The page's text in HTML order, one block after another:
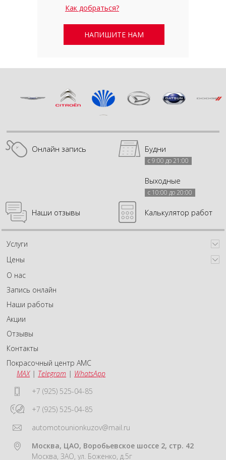
Как добраться?
НАПИШИТЕ НАМ
Онлайн запись Будни
с 9:00 до 21:00
Выходные
с 10:00 до 20:00
Наши отзывы Калькулятор работ
Услуги
Цены
О нас
Запись онлайн
Наши работы
Акции
Отзывы
Контакты
Покрасочный центр АМС
MAX| Telegram | WhatsApp
+7 (925) 525-04-85
+7 (925) 525-04-85
automotounionkuzov@mail.ru
Москва, ЦАО, Воробьевское шоссе 2, стр. 42
Москва, ЗАО, ул. Боженко, д.5г